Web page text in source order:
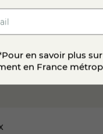
en savoir plus
en France